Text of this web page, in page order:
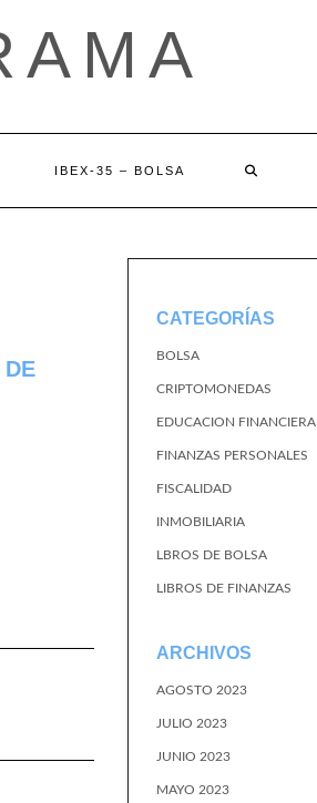
IBEX-35 – BOLSA
CATEGORÍAS
BOLSA
CRIPTOMONEDAS
EDUCACION FINANCIERA
FINANZAS PERSONALES
FISCALIDAD
INMOBILIARIA
LBROS DE BOLSA
LIBROS DE FINANZAS
ARCHIVOS
AGOSTO 2023
JULIO 2023
JUNIO 2023
MAYO 2023